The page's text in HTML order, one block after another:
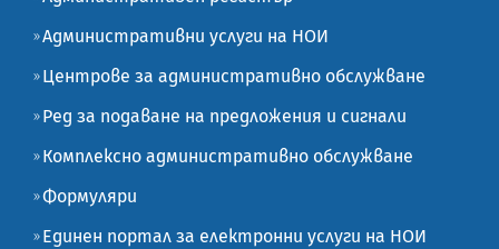
Административни услуги на НОИ
Центрове за административно обслужване
Ред за подаване на предложения и сигнали
Комплексно административно обслужване
Формуляри
Единен портал за електронни услуги на НОИ